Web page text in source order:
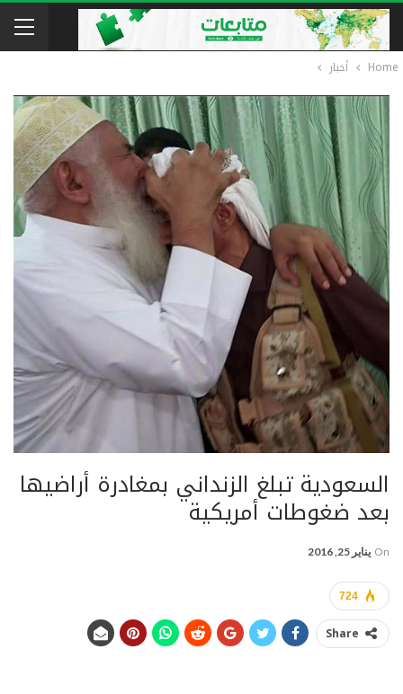
Home أخبار
السعودية تبلغ الزنداني بمغادرة أراضيها
بعد ضغوطات أمريكية
On يناير 25, 2016
724
Share